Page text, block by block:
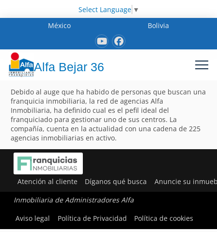
Select Language ▼
México
Bolivia
Alfa Bejar 36
Debido al auge que ha habido de personas que buscan una
franquicia inmobiliaria, la red de agencias Alfa
Inmobiliaria, ha definido cual es el pefil ideal del
franquiciado para gestionar uno de sus centros. La
compañía, cuenta en la actualidad con una cadena de 225
agencias inmobiliarias en activo.
Atención al cliente Díganos qué busca Anuncie su
Inmobiliaria de Administradores Alfa
Aviso legal
Política de Privacidad Política de cookies